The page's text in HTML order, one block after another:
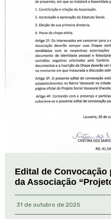
Edital de Convocação
da Associação
31 de outubro de 2025